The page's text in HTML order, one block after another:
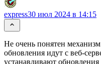
express30 июл 2024 в 14:15
Не очень понятен
обновления идут с веб-
устанавливают